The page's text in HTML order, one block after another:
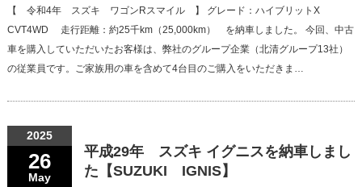
【 令和4年 スズキ ワゴンRスマイル 】 グレード：ハイブリットX
CVT4WD 走行距離：約25千km（25,000km） を納車しました。 今回、中古
車を購入していただいたお客様は、弊社のグループ企業（北清グループ13社）
の従業員です。ご家族用の車を含めて4台目のご購入をいただきま…
2025
26
May
平成29年 スズキ イグニスを納車しまし
た【SUZUKI IGNIS】